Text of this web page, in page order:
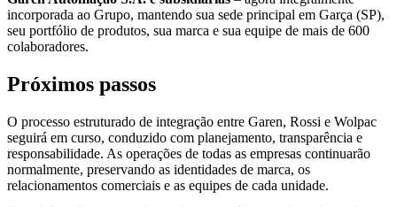
incorporada ao Grupo, mantendo sua sede principal em Garça (SP),
seu portfólio de produtos, sua marca e sua equipe de mais de 600
colaboradores.
Próximos passos
O processo estruturado de integração entre Garen, Rossi e Wolpac
seguirá em curso, conduzido com planejamento, transparência e
responsabilidade. As operações de todas as empresas continuarão
normalmente, preservando as identidades de marca, os
relacionamentos comerciais e as equipes de cada unidade.